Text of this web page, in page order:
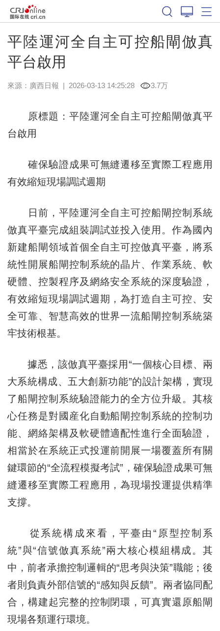
平陸運河全自主可控船閘倣真
平台啟用
來源： 廣西日報 | 2026-03-13 14:25:28 3.7万
原標題：平陸運河全自主可控船閘倣真平
台啟用
確保驗證成果可無縫遷移至實際工程應用
有效縮短現場調試週期
日前，平陸運河全自主可控船閘控制系統
倣真平臺完成組裝調試並投入使用。作為國內
新建船閘領域首個全自主可控倣真平臺，將系
統性開展船閘控制系統的晶片、作業系統、軟
硬體、控製程序及網絡安全系統的深度驗證，
有效縮短現場調試週期，為打造自主可控、安
全可靠、智慧高效的世界一流船閘控制系統築
牢技術根基。
據悉，該倣真平臺採用“一個核心目標、兩
大系統構成、五大創新功能”的設計架構，實現
了船閘控制系統驗證能力的全方位升級。其核
心任務是對國産化自動船閘控制系統的控制功
能、網絡架構及軟硬體適配性進行全面驗證，
相當於在系統正式投運前開展一場覆蓋所有關
鍵環節的“全流程模擬考試”，確保驗證成果可無
縫遷移至實際工程應用，為現場投運提供精準
支撐。
從系統構成來看，平臺由“原型控制系
統”與“信號倣真系統”兩大核心模組構成。其
中，前者承擔控制邏輯的“思考與決策”職能；後
者則負責外部信號的“感知與反饋”。兩者協同配
合，構建起完整的控制閉環，可真實還原船閘
現場各類運行環境。